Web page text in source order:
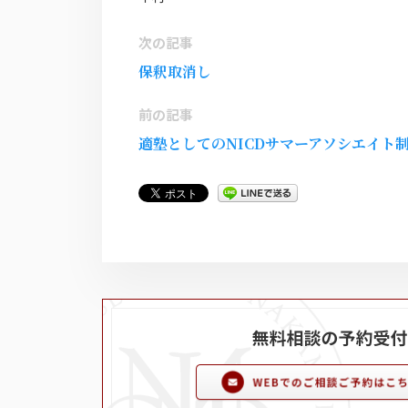
次の記事
保釈取消し
前の記事
適塾としてのNICDサマーアソシエイト